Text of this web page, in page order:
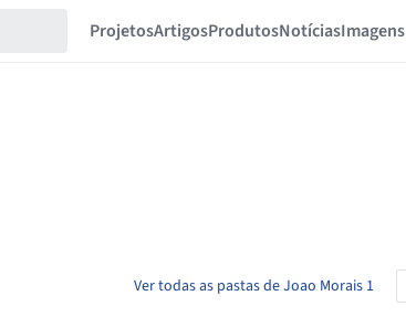
ProjetosArtigosProdutosNotíciasImagens
Ver todas as pastas de Joao Morais 1